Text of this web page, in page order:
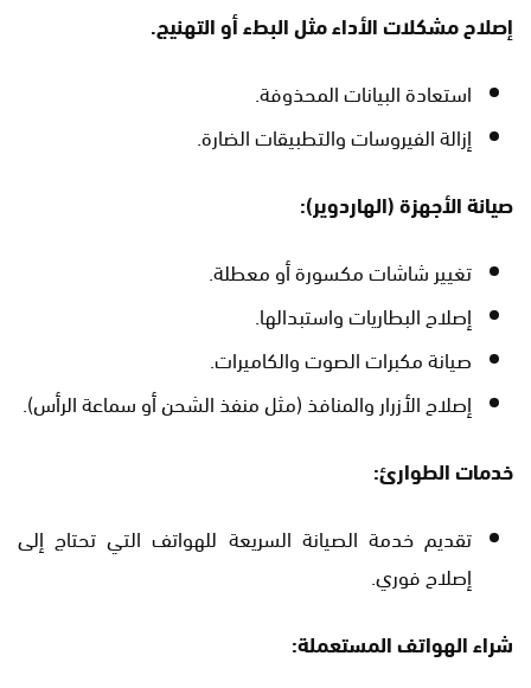
إصلاح مشكلات الأداء مثل البطء أو التهنيج.
استعادة البيانات المحذوفة.
إزالة الفيروسات والتطبيقات الضارة.
صيانة الأجهزة (الهاردوير):
تغيير شاشات مكسورة أو معطلة.
إصلاح البطاريات واستبدالها.
صيانة مكبرات الصوت والكاميرات.
إصلاح الأزرار والمنافذ (مثل منفذ الشحن أو سماعة الرأس).
خدمات الطوارئ:
تقديم خدمة الصيانة السريعة للهواتف التي تحتاج إلى
إصلاح فوري.
شراء الهواتف المستعملة: